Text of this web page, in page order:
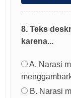
8. Teks
karena...
A. Narasi
B. Narasi